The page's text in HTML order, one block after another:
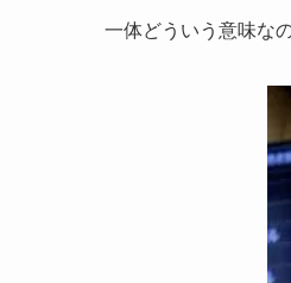
一体どういう意味な